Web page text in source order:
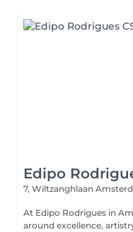
Edipo
7, Wiltzanghlaan
At Edipo Rodrigues in
around excellence,